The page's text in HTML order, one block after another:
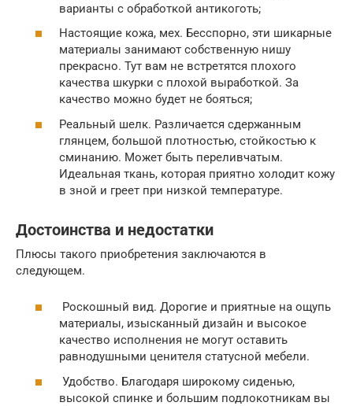
варианты с обработкой антикоготь;
Настоящие кожа, мех. Бесспорно, эти шикарные
материалы занимают собственную нишу
прекрасно. Тут вам не встретятся плохого
качества шкурки с плохой выработкой. За
качество можно будет не бояться;
Реальный шелк. Различается сдержанным
глянцем, большой плотностью, стойкостью к
сминанию. Может быть переливчатым.
Идеальная ткань, которая приятно холодит кожу
в зной и греет при низкой температуре.
Достоинства и недостатки
Плюсы такого приобретения заключаются в
следующем.
Роскошный вид. Дорогие и приятные на ощупь
материалы, изысканный дизайн и высокое
качество исполнения не могут оставить
равнодушными ценителя статусной мебели.
Удобство. Благодаря широкому сиденью,
высокой спинке и большим подлокотникам вы